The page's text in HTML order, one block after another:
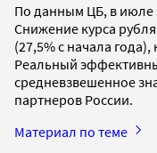
По данным ЦБ, в июле
Снижение курса
(27,5% с начала
Реальный
средневзвешенное
партнеров России.
Материал по теме